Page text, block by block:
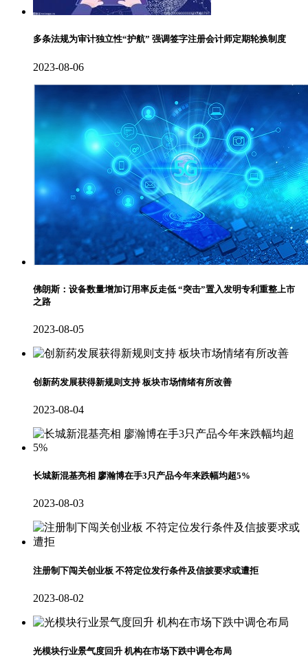
多条法规为审计独立性“护航” 强调签字注册会计师定期轮换制度
2023-08-06
佛朗斯：设备数量增加订用率反走低 “突击”置入发明专利重整上市
之路
2023-08-05
创新药发展获得新规则支持 板块市场情绪有所改善
2023-08-04
长城新混基亮相 廖瀚博在手3只产品今年来跌幅均超5%
2023-08-03
注册制下闯关创业板 不符定位发行条件及信披要求或遭拒
2023-08-02
光模块行业景气度回升 机构在市场下跌中调仓布局